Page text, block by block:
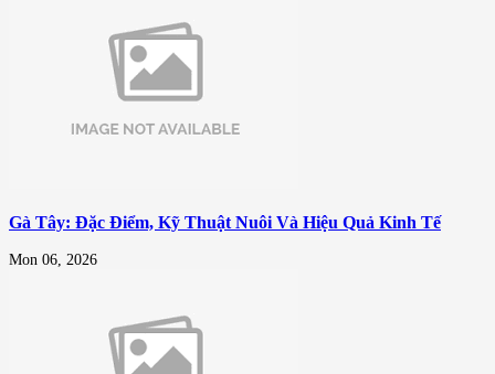
Gà Tây: Đặc Điểm, Kỹ Thuật Nuôi Và Hiệu Quả Kinh Tế
Mon 06, 2026